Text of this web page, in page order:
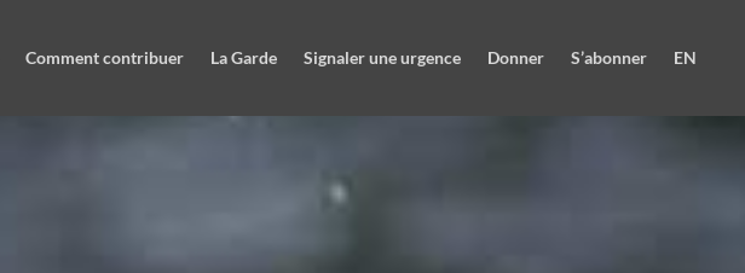
Comment contribuer La Garde Signaler une urgence Donner S’abonner EN